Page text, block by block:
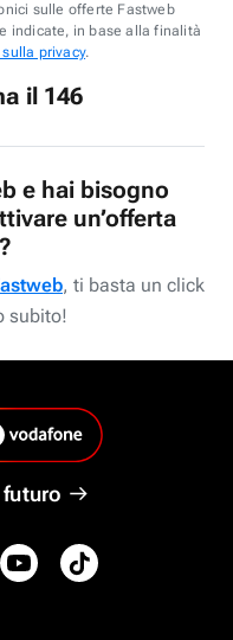
sulle offerte Fastweb
indicate, in base alla finalità
privacy.
il 146
e hai bisogno
un’offerta
, ti basta un click
subito!